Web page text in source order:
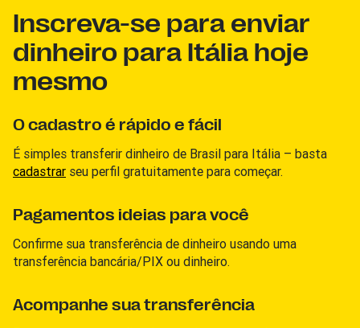
Inscreva-se para enviar
dinheiro para Itália hoje
mesmo
O cadastro é rápido e fácil
É simples transferir dinheiro de Brasil para Itália – basta
cadastrar seu perfil gratuitamente para começar.
Pagamentos ideias para você
Confirme sua transferência de dinheiro usando uma
transferência bancária/PIX ou dinheiro.
Acompanhe sua transferência